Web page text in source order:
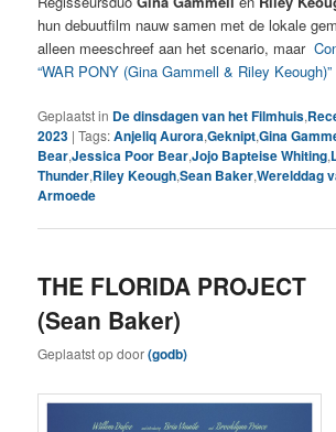
hun debuutfilm nauw samen met de lokale
alleen meeschreef aan het scenario, maar
“WAR PONY (Gina Gammell & Riley Keough)”
Geplaatst in De dinsdagen van het Filmhuis,
2023 |Tags:Anjeliq Aurora,Geknipt,Gina
Bear,Jessica Poor Bear,Jojo Bapteise Whiting,
Thunder,Riley Keough,Sean Baker,Werelddag
Armoede
THE FLORIDA PROJECT
(Sean Baker)
Geplaatst opdoor(godb)